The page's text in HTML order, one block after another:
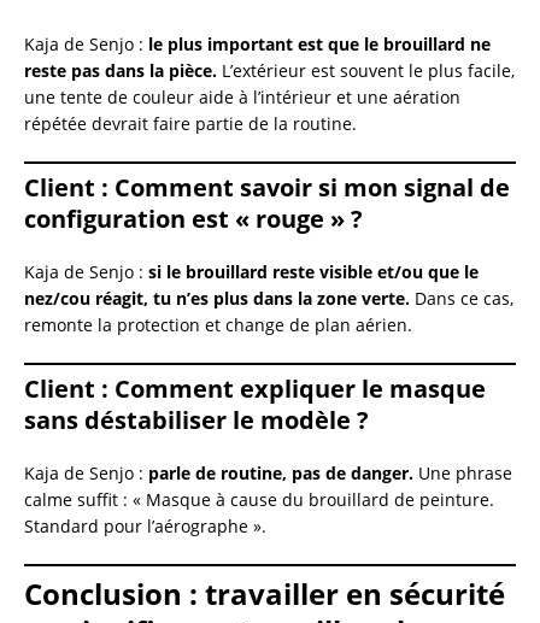
Kaja de Senjo : le plus important est que le brouillard ne
reste pas dans la pièce. L’extérieur est souvent le plus facile,
une tente de couleur aide à l’intérieur et une aération
répétée devrait faire partie de la routine.
Client : Comment savoir si mon signal de
configuration est « rouge » ?
Kaja de Senjo : si le brouillard reste visible et/ou que le
nez/cou réagit, tu n’es plus dans la zone verte. Dans ce cas,
remonte la protection et change de plan aérien.
Client : Comment expliquer le masque
sans déstabiliser le modèle ?
Kaja de Senjo : parle de routine, pas de danger. Une phrase
calme suffit : « Masque à cause du brouillard de peinture.
Standard pour l’aérographe ».
Conclusion : travailler en sécurité